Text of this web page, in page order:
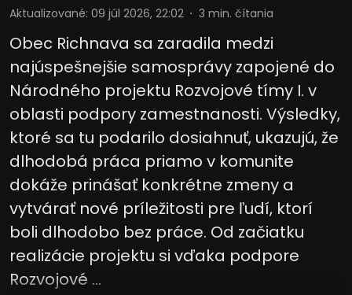
Aktualizované: 09 júl 2026, 22:02 3 min. čítania
Obec Richnava sa zaradila medzi
najúspešnejšie samosprávy zapojené do
Národného projektu Rozvojové tímy I. v
oblasti podpory zamestnanosti. Výsledky,
ktoré sa tu podarilo dosiahnuť, ukazujú, že
dlhodobá práca priamo v komunite
dokáže prinášať konkrétne zmeny a
vytvárať nové príležitosti pre ľudí, ktorí
boli dlhodobo bez práce. Od začiatku
realizácie projektu si vďaka podpore
Rozvojové ...